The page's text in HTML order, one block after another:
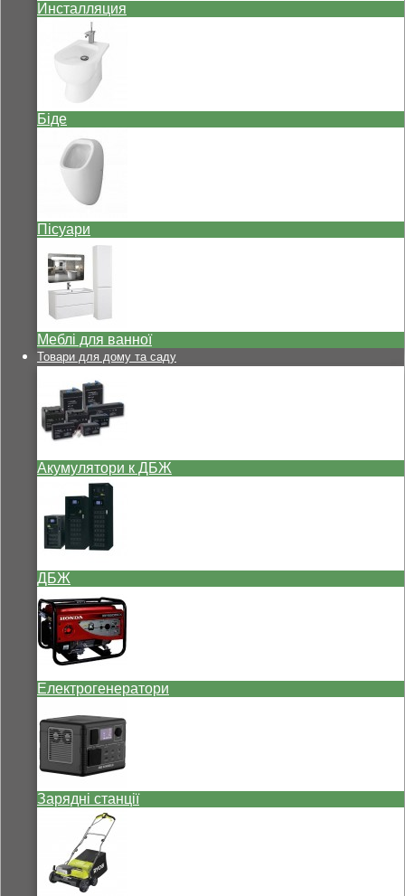
Инсталляция
Біде
Пісуари
Меблі для ванної
Товари для дому та саду
Акумулятори к ДБЖ
ДБЖ
Електрогенератори
Зарядні станції